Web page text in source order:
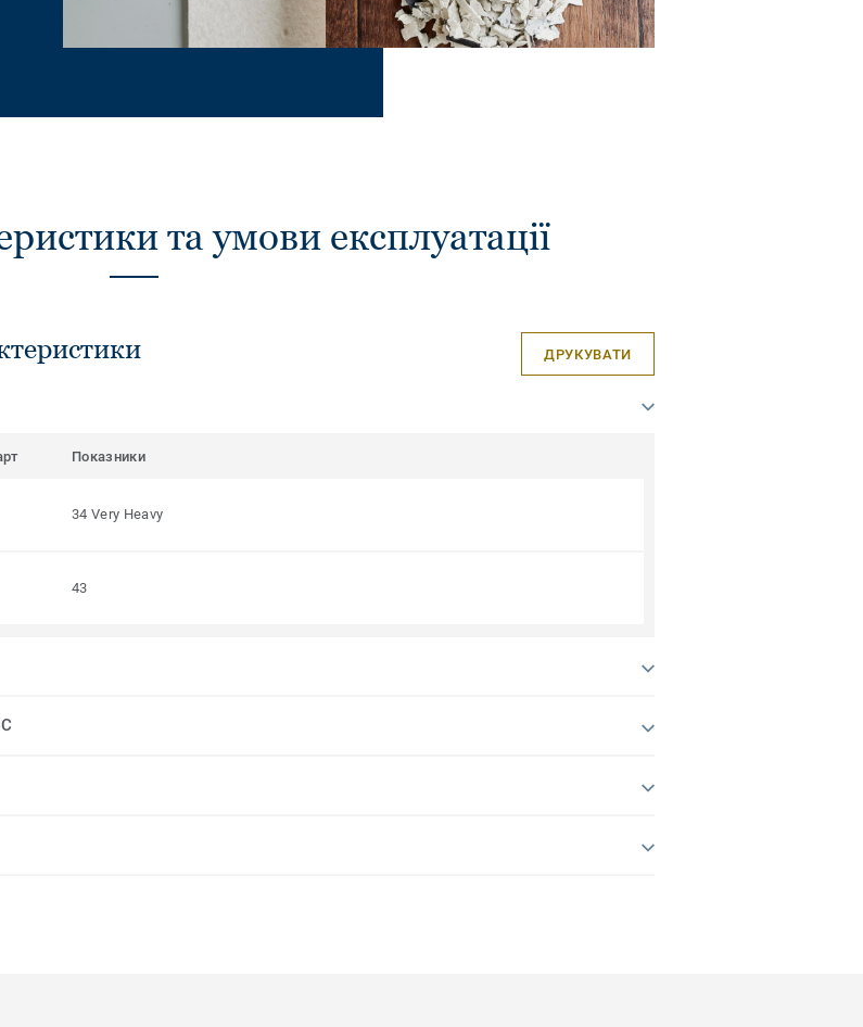
та умови експлуатації
ДРУКУВАТИ
Показники
34 Very Heavy
43